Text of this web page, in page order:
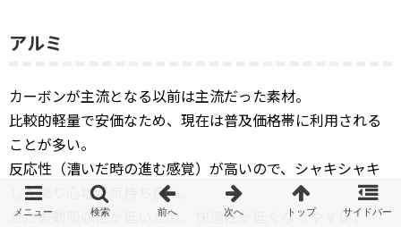
アルミ
カーボンが主流となる以前は主流だった素材。
比較的軽量で安価なため、現在は普及価格帯に利用される
ことが多い。
反応性（漕いだ時の進む感覚）が高いので、シャキシャキ
した乗り心地が気持ち良い。
ただ振動吸収性が低いため、快適性が低くなりやすい。